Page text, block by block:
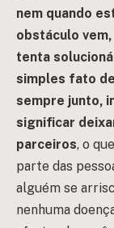
nem quando
obstáculo
tenta
simples fato
sempre junto,
significar
parceiros, o
parte das
alguém se
nenhuma